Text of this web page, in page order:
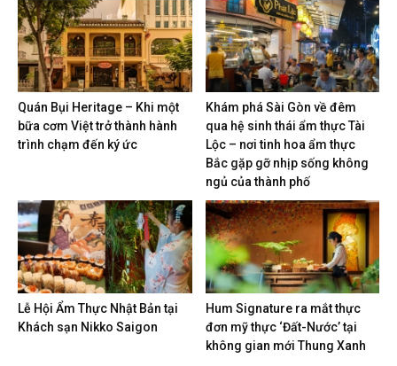
Quán Bụi Heritage – Khi một
bữa cơm Việt trở thành hành
trình chạm đến ký ức
Khám phá Sài Gòn về đêm
qua hệ sinh thái ẩm thực Tài
Lộc – nơi tinh hoa ẩm thực
Bắc gặp gỡ nhịp sống không
ngủ của thành phố
Lễ Hội Ẩm Thực Nhật Bản tại
Khách sạn Nikko Saigon
Hum Signature ra mắt thực
đơn mỹ thực ‘Đất-Nước’ tại
không gian mới Thung Xanh